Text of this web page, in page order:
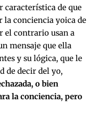
característica de que
la conciencia yoica de
el contrario usan a
mensaje que ella
y su lógica, que le
de decir del yo,
o bien
la conciencia, pero